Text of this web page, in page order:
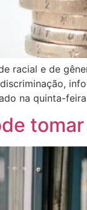
racial e de
na quinta-